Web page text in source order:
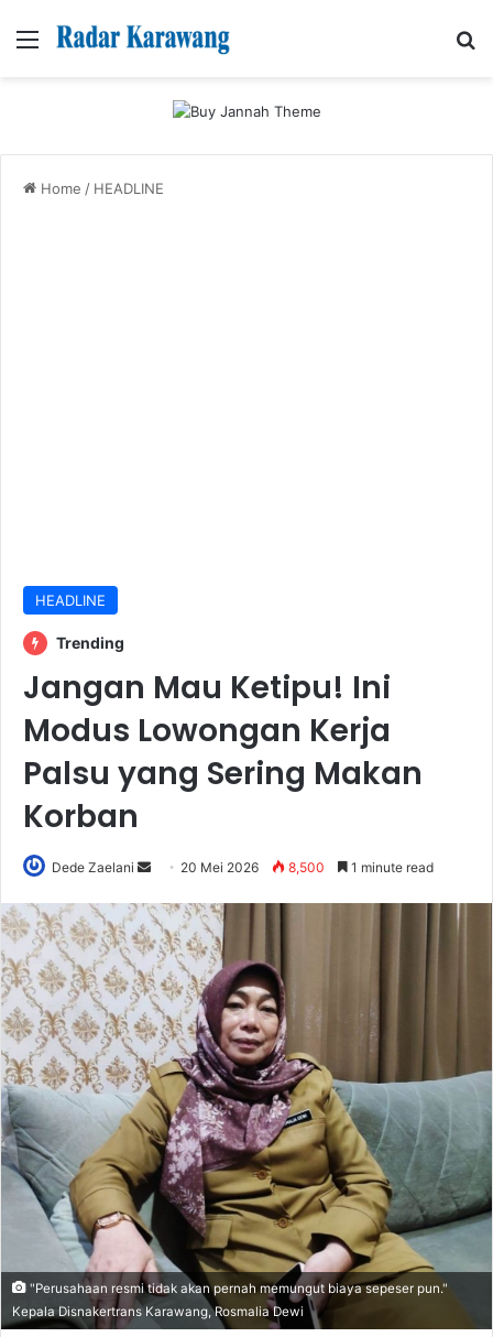
Menu
Home / HEADLINE
HEADLINE
Trending
Jangan Mau Ketipu! Ini
Modus Lowongan Kerja
Palsu yang Sering Makan
Korban
Dede Zaelani
Send
email
20 Mei 2026 8,500 1 minute read
‎"Perusahaan resmi tidak akan pernah memungut biaya sepeser pun."
Kepala Disnakertrans Karawang, Rosmalia Dewi